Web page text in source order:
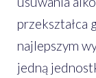
przekształca
najlepszym
jedną